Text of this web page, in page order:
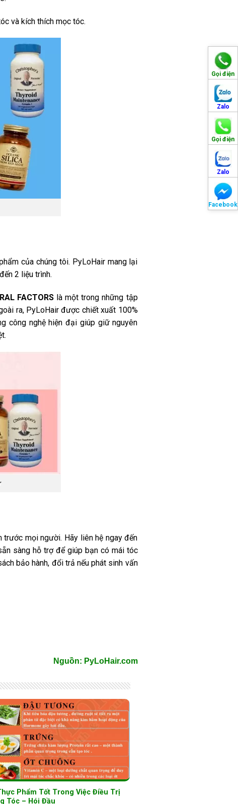
Gọi điện
Zalo
Gọi điện
Zalo
Facebook
và kích thích mọc tóc.
của chúng tôi. PyLoHair mang lại
2 liệu trình.
FACTORSlà một trong những tập
ra, PyLoHair được chiết xuất 100%
công nghệ hiện đại giúp giữ nguyên
mọi người. Hãy liên hệ ngay đến
sàng hỗ trợ để giúp bạn có mái tóc
bảo hành, đổi trả nếu phát sinh vấn
Nguồn: PyLoHair.com
Phẩm Tốt Trong Việc Điều Trị
Tóc – Hói Đầu